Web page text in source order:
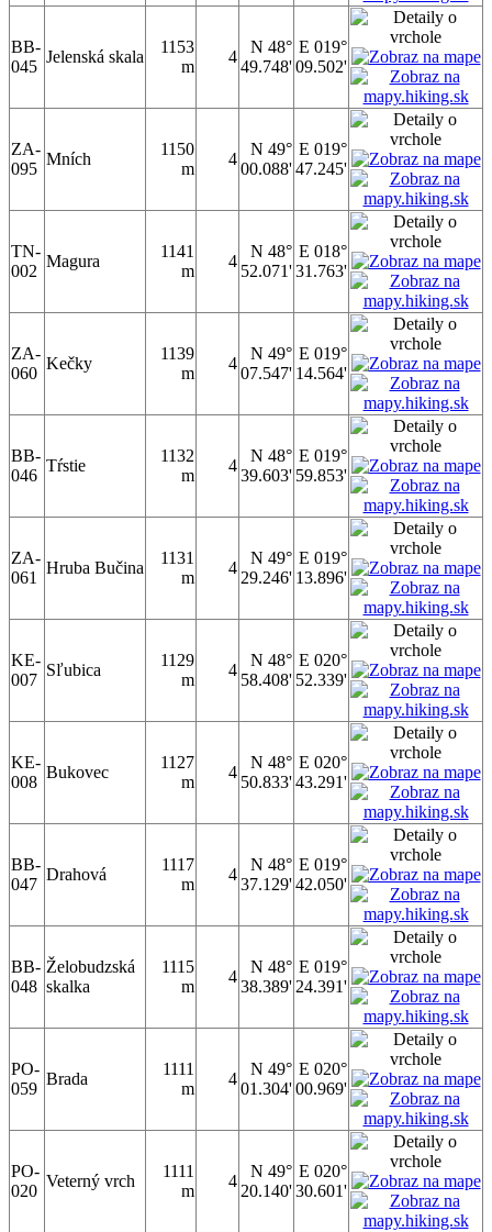
BB-
045
Jelenská skala
1153
m
4
N 48°
49.748'
E 019°
09.502'
ZA-
095
Mních
1150
m
4
N 49°
00.088'
E 019°
47.245'
TN-
002
Magura
1141
m
4
N 48°
52.071'
E 018°
31.763'
ZA-
060
Kečky
1139
m
4
N 49°
07.547'
E 019°
14.564'
BB-
046
Tŕstie
1132
m
4
N 48°
39.603'
E 019°
59.853'
ZA-
061
Hruba Bučina
1131
m
4
N 49°
29.246'
E 019°
13.896'
KE-
007
Sľubica
1129
m
4
N 48°
58.408'
E 020°
52.339'
KE-
008
Bukovec
1127
m
4
N 48°
50.833'
E 020°
43.291'
BB-
047
Drahová
1117
m
4
N 48°
37.129'
E 019°
42.050'
BB-
048
Želobudzská
skalka
1115
m
4
N 48°
38.389'
E 019°
24.391'
PO-
059
Brada
1111
m
4
N 49°
01.304'
E 020°
00.969'
PO-
020
Veterný vrch
1111
m
4
N 49°
20.140'
E 020°
30.601'